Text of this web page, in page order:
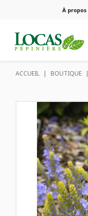
À propos
ACCUEIL | BOUTIQUE |